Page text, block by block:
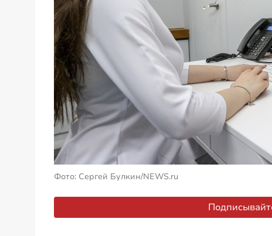
Фото: Сергей Булкин/NEWS.ru